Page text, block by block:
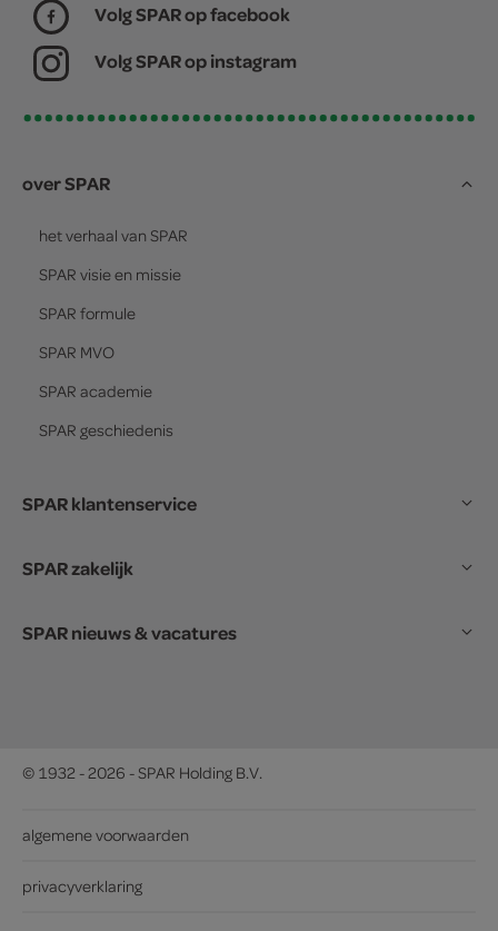
Volg SPAR op facebook
Volg SPAR op instagram
over SPAR
het verhaal van SPAR
SPAR visie en missie
SPAR formule
SPAR MVO
SPAR academie
SPAR geschiedenis
SPAR klantenservice
SPAR zakelijk
SPAR nieuws & vacatures
© 1932 - 2026 - SPAR Holding B.V.
algemene voorwaarden
privacyverklaring